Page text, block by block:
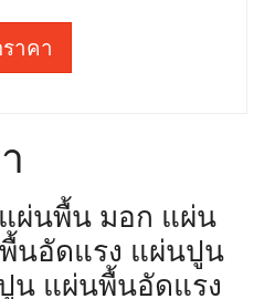
าคา
ผ่นพื้น มอก แผ่น
นอัดแรง แผ่นปูน
น แผ่นพื้นอัดแรง